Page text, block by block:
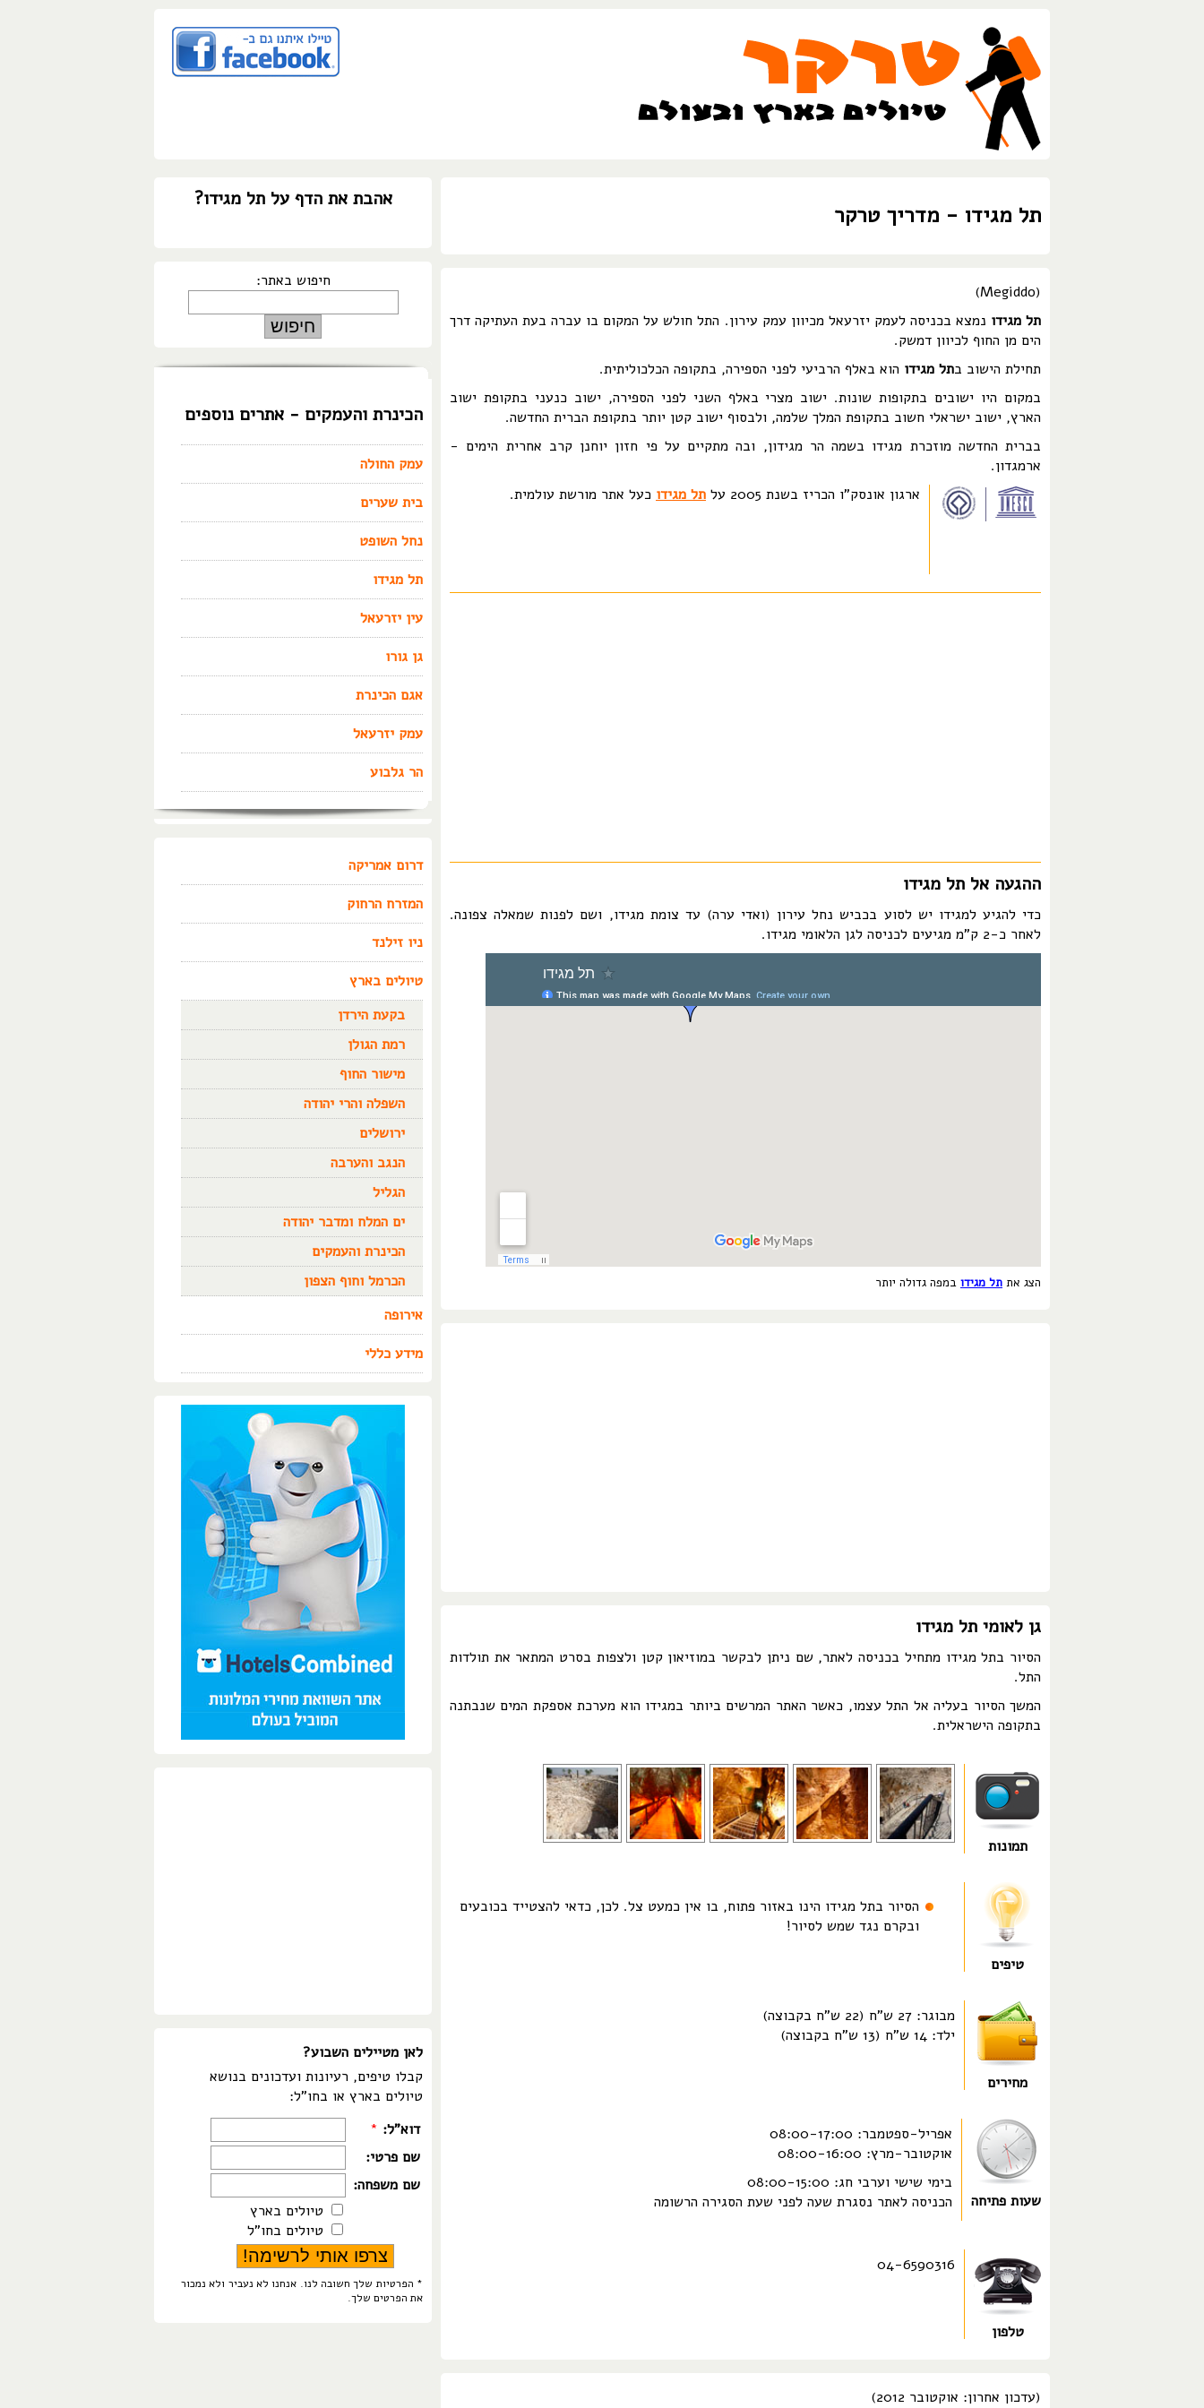
תל מגידו - מדריך טרקר
(Megiddo)
תל מגידו נמצא בכניסה לעמק יזרעאל מכיוון עמק עירון. התל חולש על המקום בו עברה בעת העתיקה דרך
הים מן החוף לכיוון דמשק.
תחילת הישוב בתל מגידו הוא באלף הרביעי לפני הספירה, בתקופה הכלכוליתית.
במקום היו ישובים בתקופות שונות. ישוב מצרי באלף השני לפני הספירה, ישוב כנעני בתקופת ישוב
הארץ, ישוב ישראלי חשוב בתקופת המלך שלמה, ולבסוף ישוב קטן יותר בתקופת הברית החדשה.
בברית החדשה מוזכרת מגידו בשמה הר מגידון, ובה מתקיים על פי חזון יוחנן קרב אחרית הימים -
ארמגדון.
ארגון אונסק"ו הכריז בשנת 2005 על
תל מגידו כעל אתר מורשת עולמית.
ההגעה אל תל מגידו
כדי להגיע למגידו יש לסוע בכביש נחל עירון (ואדי ערה) עד צומת מגידו, ושם לפנות שמאלה צפונה.
לאחר כ-2 ק"מ מגיעים לכניסה לגן הלאומי מגידו.
הצג את תל מגידו במפה גדולה יותר
גן לאומי תל מגידו
הסיור בתל מגידו מתחיל בכניסה לאתר, שם ניתן לבקשר במוזיאון קטן ולצפות בסרט המתאר את תולדות
התל.
המשך הסיור בעליה אל התל עצמו, כאשר האתר המרשים ביותר במגידו הוא מערכת אספקת המים שנבתנה
בתקופה הישראלית.
תמונות
טיפים
הסיור בתל מגידו הינו באזור פתוח, בו אין כמעט צל. לכן, כדאי להצטייד בכובעים
ובקרם נגד שמש לסיור!
מחירים
מבוגר: 27 ש"ח (22 ש"ח בקבוצה)
ילד: 14 ש"ח (13 ש"ח בקבוצה)
שעות פתיחה
אפריל-ספטמבר: 08:00-17:00
אוקטובר-מרץ: 08:00-16:00
בימי שישי וערבי חג: 08:00-15:00
הכניסה לאתר נסגרת שעה לפני שעת הסגירה הרשומה
טלפון
04-6590316
(עדכון אחרון: אוקטובר 2012)
אהבת את הדף על תל מגידו?
חיפוש באתר:
הכינרת והעמקים - אתרים נוספים
עמק החולה
בית שערים
נחל השופט
תל מגידו
עין יזרעאל
גן גורו
אגם הכינרת
עמק יזרעאל
הר גלבוע
דרום אמריקה
המזרח הרחוק
ניו זילנד
טיולים בארץ
בקעת הירדן
רמת הגולן
מישור החוף
השפלה והרי יהודה
ירושלים
הנגב והערבה
הגליל
ים המלח ומדבר יהודה
הכינרת והעמקים
הכרמל וחוף הצפון
אירופה
מידע כללי
לאן מטיילים השבוע?
קבלו טיפים, רעיונות ועדכונים בנושא
טיולים בארץ או בחו"ל:
דוא"ל: *
שם פרטי:
שם משפחה:
טיולים בארץ
טיולים בחו"ל
* הפרטיות שלך חשובה לנו. אנחנו לא נעביר ולא נמכור
את הפרטים שלך.